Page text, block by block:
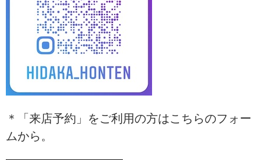
＊「来店予約」をご利用の方はこちらのフォー
ムから。